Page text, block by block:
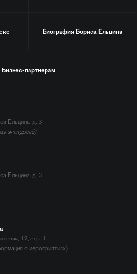
Биография Бориса Ельцина
Бизнес-партнерам
Ельцина, д. 3
экскурсий)
Ельцина, д. 3
12, стр. 1
о мероприятиях)